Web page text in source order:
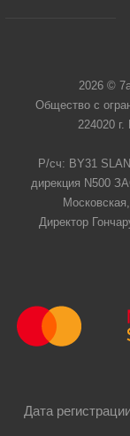
2026 ©
Общество с
224020
Р/сч: BY31
дирекция N500
Директор
Дата